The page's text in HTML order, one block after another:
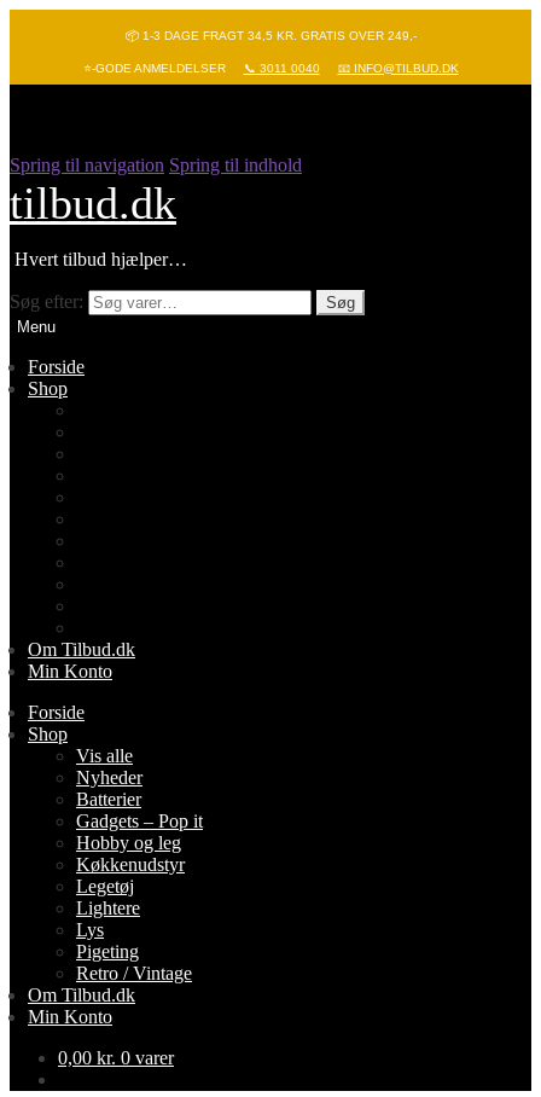
📦 1-3 DAGE FRAGT 34,5 KR. GRATIS OVER 249,-
⭐-GODE ANMELDELSER 📞 3011 0040 📧 INFO@TILBUD.DK
Spring til navigation Spring til indhold
tilbud.dk
Hvert tilbud hjælper…
Søg efter:
Søg
Menu
Forside
Shop
Om Tilbud.dk
Min Konto
Forside
Shop
Vis alle
Nyheder
Batterier
Gadgets – Pop it
Hobby og leg
Køkkenudstyr
Legetøj
Lightere
Lys
Pigeting
Retro / Vintage
Om Tilbud.dk
Min Konto
0,00 kr. 0 varer